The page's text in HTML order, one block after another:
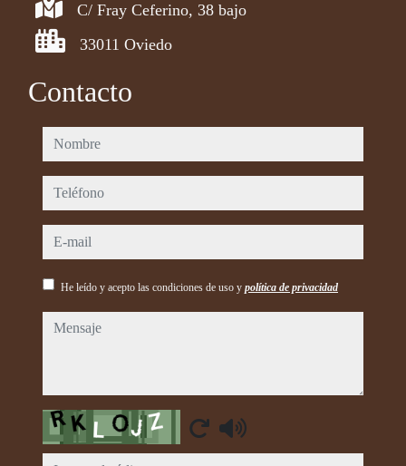
C/ Fray Ceferino, 38 bajo
33011 Oviedo
Contacto
nombre
teléfono
e-mail
He leído y acepto las condiciones de uso y política de privacidad
mensaje
Captcha